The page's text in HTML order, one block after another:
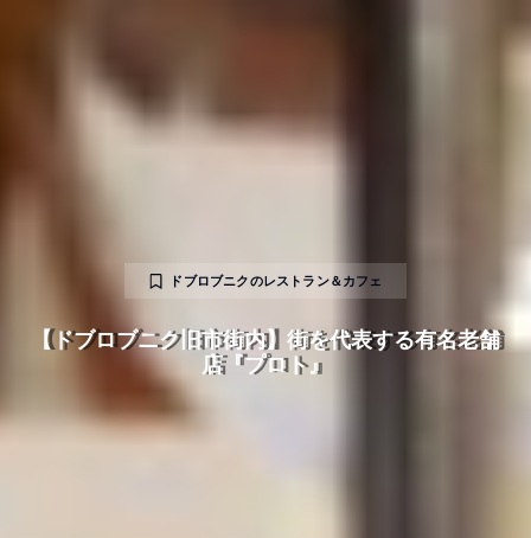
ドブロブニクのレストラン＆カフェ
【ドブロブニク旧市街内】街を代表する有名老舗
店『プロト』